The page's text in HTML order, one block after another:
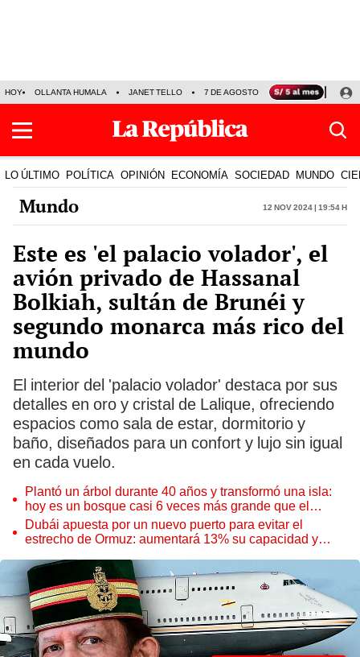
HOY OLLANTA HUMALA JANET TELLO 7 DE AGOSTO TINKA RESULTADOS
LO ÚLTIMO POLÍTICA OPINIÓN ECONOMÍA SOCIEDAD MUNDO
Mundo 12 Nov 2024 | 19:54 h
Este es 'el palacio volador', el
avión privado de Hassanal
Bolkiah, sultán de Brunéi y
segundo monarca más rico del
mundo
El interior del 'palacio volador' destaca por sus
detalles en oro y cristal de Lalique, ofreciendo
espacios como sala de estar, dormitorio y
baño, diseñados para un confort y lujo sin igual
en cada vuelo.
Plantó un árbol durante 40 años y transformó una isla:
hoy es un bosque casi 6 veces más grande que el
Parque de las Leyendas
Dubái apuesta por un nuevo puerto para evitar el
estrecho de Ormuz: aumentará 13% su capacidad y